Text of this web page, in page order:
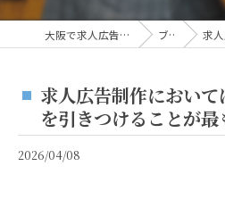
大阪で求人広告なら株式会社AOA ブログ 求人広
求人広告制作におい
を引きつけることが
2026/04/08